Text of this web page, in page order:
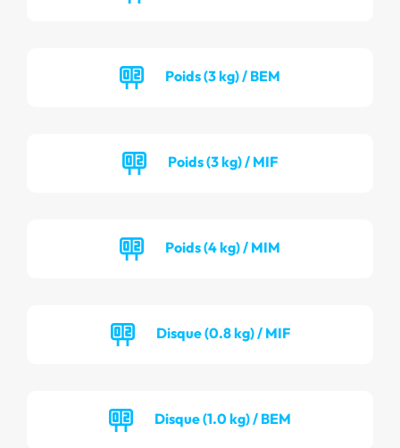
Poids (3 kg) / BEM
Poids (3 kg) / MIF
Poids (4 kg) / MIM
Disque (0.8 kg) / MIF
Disque (1.0 kg) / BEM